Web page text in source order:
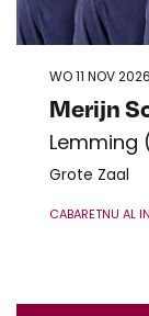
Merijn
Lemming
WO 11 NOV 2026
Grote Zaal
CABARETNU AL